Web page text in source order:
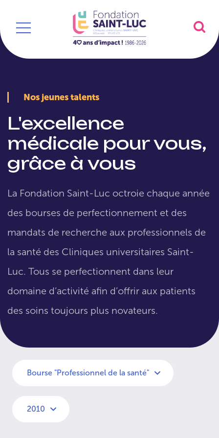
Nos jeunes talents
L'excellence
médicale pour vous,
grâce à vous
La Fondation Saint-Luc octroie chaque année
des bourses de perfectionnement et des
mandats de recherche aux professionnels de
la santé des Cliniques universitaires Saint-
Luc. Tous se perfectionnent dans leur
domaine d’activité afin d’offrir aux patients
des soins toujours plus novateurs.
Bourse "Professionnel de la santé"
2010